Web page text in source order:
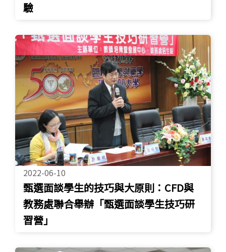
驗
2022-06-10
甄選面談學生的技巧與大原則：CFD與
教務處聯合舉辦「甄選面談學生技巧研
習營」